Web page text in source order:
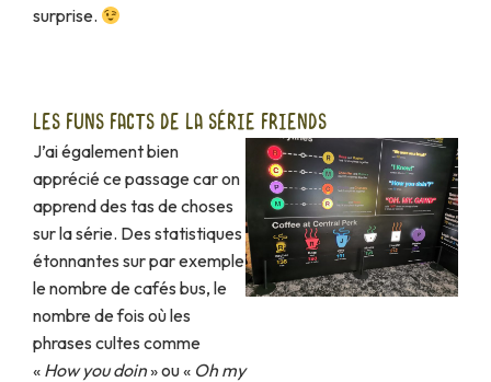
surprise.
LES FUNS FACTS DE LA SÉRIE FRIENDS
J’ai également bien
apprécié ce passage car on
apprend des tas de choses
sur la série. Des statistiques
étonnantes sur par exemple
le nombre de cafés bus, le
nombre de fois où les
phrases cultes comme
« How you doin» ou « Oh my